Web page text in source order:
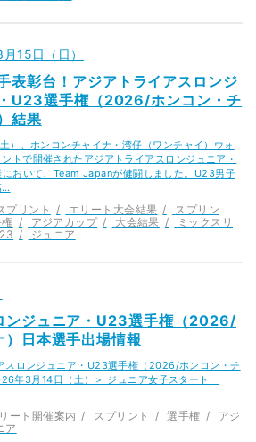
15日（日）
表彰台！アジアトライアスロンジ
U23選手権（2026/ホンコン・チ
結果
）、ホンコンチャイナ・湾仔（ワンチャイ）ウォ
トで開催されたアジアトライアスロンジュニア・
おいて、Team Japanが健闘しました。U23男子
…
プリント エリート大会結果
スプリン
アジアカップ 大会結果
ミックスリ
ジュニア
ンジュニア・U23選手権（2026/
日本選手出場情報
スロンジュニア・U23選手権（2026/ホンコン・チ
年3月14日（土）＞ ジュニア女子スタート
ート開催案内 スプリント 選手権
アジ
ア